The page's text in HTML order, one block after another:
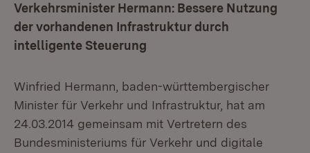
Verkehrsminister Hermann: Bessere Nutzung
der vorhandenen Infrastruktur durch
intelligente Steuerung
Winfried Hermann, baden-württembergischer
Minister für Verkehr und Infrastruktur, hat am
24.03.2014 gemeinsam mit Vertretern des
Bundesministeriums für Verkehr und digitale